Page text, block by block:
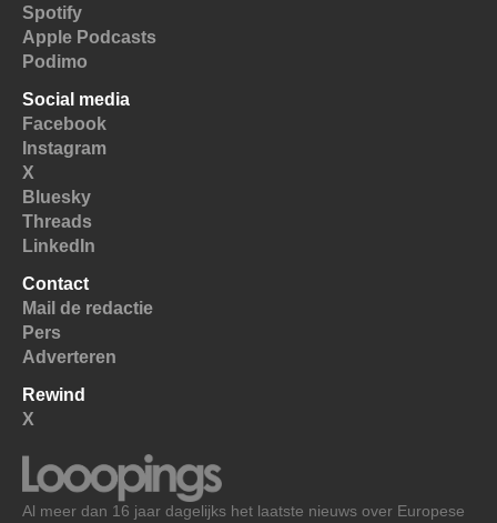
Spotify
Apple Podcasts
Podimo
Social media
Facebook
Instagram
X
Bluesky
Threads
LinkedIn
Contact
Mail de redactie
Pers
Adverteren
Rewind
X
Al meer dan 16 jaar dagelijks het laatste nieuws over Europese